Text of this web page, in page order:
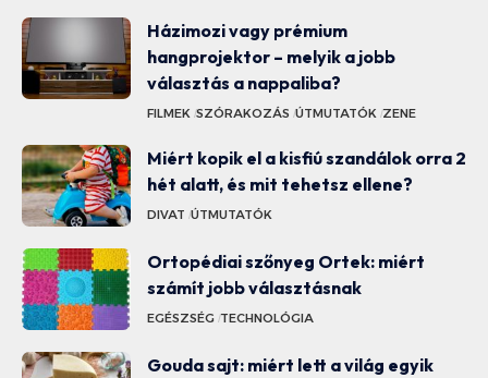
Házimozi vagy prémium
hangprojektor – melyik a jobb
választás a nappaliba?
FILMEK SZÓRAKOZÁS ÚTMUTATÓK ZENE
Miért kopik el a kisfiú szandálok orra 2
hét alatt, és mit tehetsz ellene?
DIVAT ÚTMUTATÓK
Ortopédiai szőnyeg Ortek: miért
számít jobb választásnak
EGÉSZSÉG TECHNOLÓGIA
Gouda sajt: miért lett a világ egyik